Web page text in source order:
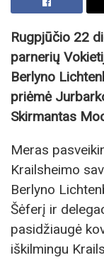
Rugpjūčio 22
parnerių
Berlyno
priėmė
Skirmantas
Meras
Krailsheimo
Berlyno
Šėferį ir
pasidžiaugė
iškilmingu